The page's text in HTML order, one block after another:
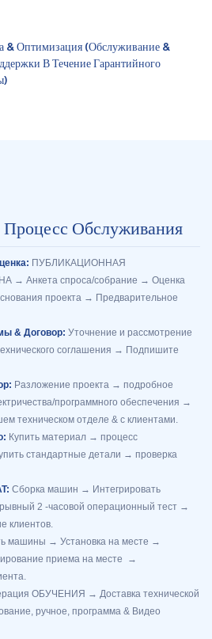
& Оптимизация (обслуживание &
В Течение Гарантийного
Обслуживания
ПУБЛИКАЦИОННАЯ
Анкета спроса/собрание → Оценка
проекта → Предварительное
& Договор: Уточнение и рассмотрение
соглашения → Подпишите
Разложение проекта → подробное
программного обеспечения →
техническом отделе & с клиентами.
Купить материал → процесс
стандартные детали → проверка
Сборка машин → Интегрировать
2 -часовой операционный тест →
клиентов.
машины → Установка на месте →
приема на месте →
ОБУЧЕНИЯ → Доставка технической
ручное, программа & Видео